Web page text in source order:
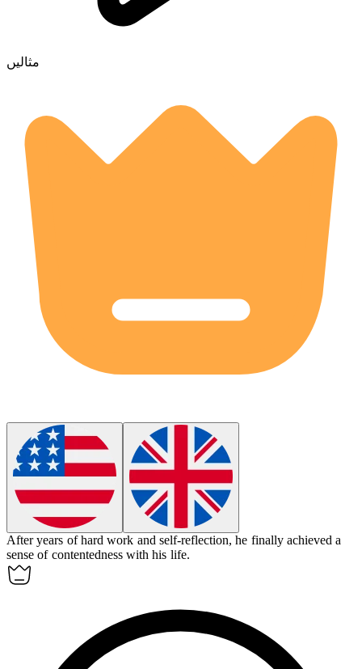
مثالیں
After years of hard work and self-reflection, he finally achieved a
sense of contentedness with his life.